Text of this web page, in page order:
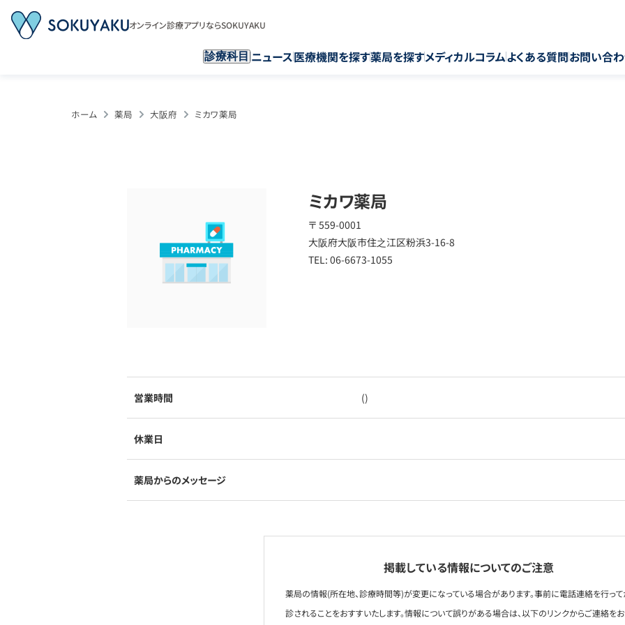
オンライン診療アプリならSOKUYAKU
診療科目 ニュース医療機関を探す薬局を探すメディカルコラムよくある質問お問い合
ホーム 薬局 大阪府 ミカワ薬局
ミカワ薬局
〒 559-0001
大阪府大阪市住之江区粉浜3-16-8
TEL: 06-6673-1055
営業時間 ()
休業日
薬局からのメッセージ
掲載している情報についてのご注意
薬局の情報(所在地、診療時間等)が変更になっている場合があります。事前に電話連絡を行っ
診されることをおすすいたします。情報について誤りがある場合は、以下のリンクからご連絡を